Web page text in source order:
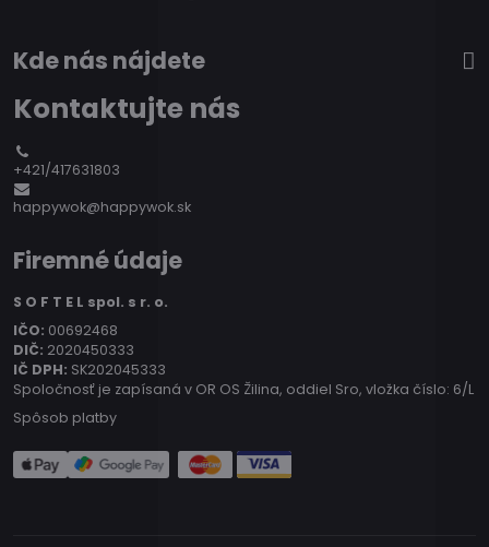
Kde nás nájdete
Kontaktujte nás
+421/417631803
happywok@happywok.sk
Firemné údaje
S O F T E L spol. s r. o.
IČO: 00692468
DIČ: 2020450333
IČ DPH: SK202045333
Spoločnosť je zapísaná v OR OS Žilina, oddiel Sro, vložka číslo: 6/L
Spôsob platby